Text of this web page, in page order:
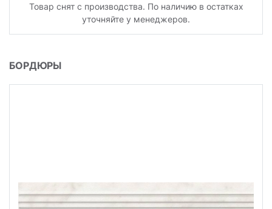
Товар снят с производства. По наличию в остатках
уточняйте у менеджеров.
БОРДЮРЫ